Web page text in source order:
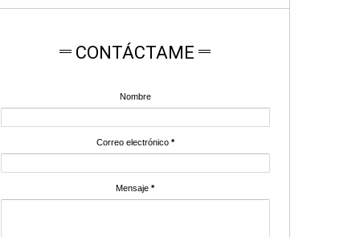
CONTÁCTAME
Nombre
Correo electrónico *
Mensaje*